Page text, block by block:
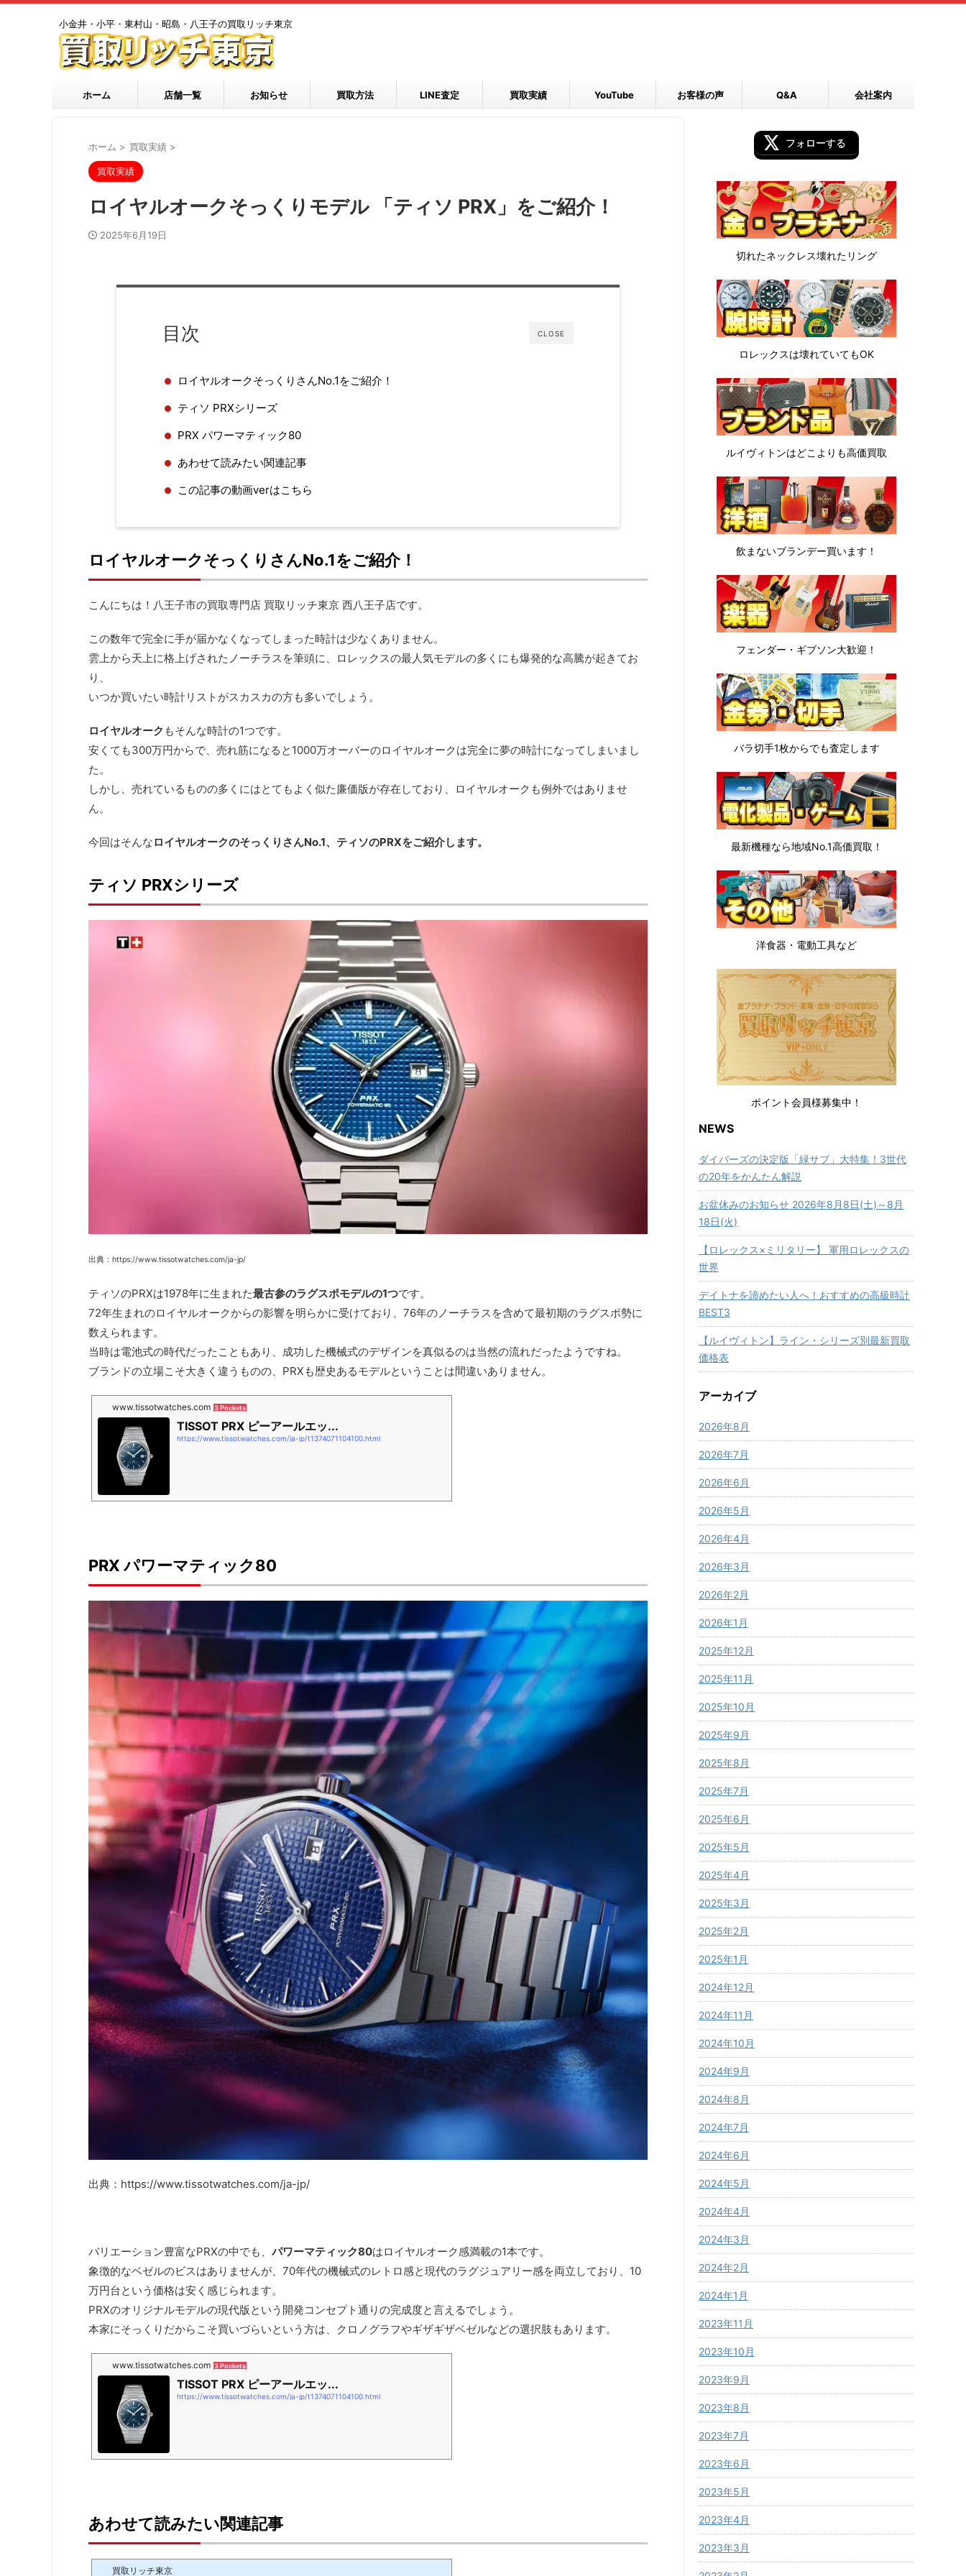
小金井・小平・東村山・昭島・八王子の買取リッチ東京
ホーム 店舗一覧 お知らせ 買取方法 LINE査定 買取実績 YouTube お客様の声 Q&A 会社案内
ホーム > 買取実績 >
買取実績
ロイヤルオークそっくりモデル 「ティソ PRX」をご紹介！
2025年6月19日
CLOSE
目次
ロイヤルオークそっくりさんNo.1をご紹介！
ティソ PRXシリーズ
PRX パワーマティック80
あわせて読みたい関連記事
この記事の動画verはこちら
ロイヤルオークそっくりさんNo.1をご紹介！
こんにちは！八王子市の買取専門店 買取リッチ東京 西八王子店です。
この数年で完全に手が届かなくなってしまった時計は少なくありません。
雲上から天上に格上げされたノーチラスを筆頭に、ロレックスの最人気モデルの多くにも爆発的な高騰が起きてお
り、
いつか買いたい時計リストがスカスカの方も多いでしょう。
ロイヤルオーク もそんな時計の1つです。
安くても300万円からで、売れ筋になると1000万オーバーのロイヤルオークは完全に夢の時計になってしまいまし
た。
しかし、売れているものの多くにはとてもよく似た廉価版が存在しており、ロイヤルオークも例外ではありませ
ん。
今回はそんなロイヤルオークのそっくりさんNo.1、ティソのPRXをご紹介します。
ティソ PRXシリーズ
出典：https://www.tissotwatches.com/ja-jp/
ティソのPRXは1978年に生まれた最古参のラグスポモデルの1つです。
72年生まれのロイヤルオークからの影響を明らかに受けており、76年のノーチラスを含めて最初期のラグスポ勢に
数えられます。
当時は電池式の時代だったこともあり、成功した機械式のデザインを真似るのは当然の流れだったようですね。
ブランドの立場こそ大きく違うものの、PRXも歴史あるモデルということは間違いありません。
www.tissotwatches.com 3 Pockets
TISSOT PRX ピーアールエッ...
https://www.tissotwatches.com/ja-jp/t1374071104100.html
PRX パワーマティック80
出典：https://www.tissotwatches.com/ja-jp/
バリエーション豊富なPRXの中でも、 パワーマティック80はロイヤルオーク感満載の1本です。
象徴的なベゼルのビスはありませんが、70年代の機械式のレトロ感と現代のラグジュアリー感を両立しており、10
万円台という価格は安く感じられます。
PRXのオリジナルモデルの現代版という開発コンセプト通りの完成度と言えるでしょう。
本家にそっくりだからこそ買いづらいという方は、クロノグラフやギザギザベゼルなどの選択肢もあります。
www.tissotwatches.com 3 Pockets
TISSOT PRX ピーアールエッ...
https://www.tissotwatches.com/ja-jp/t1374071104100.html
あわせて読みたい関連記事
買取リッチ東京
フォローする
切れたネックレス壊れたリング
ロレックスは壊れていてもOK
ルイヴィトンはどこよりも高価買取
飲まないブランデー買います！
フェンダー・ギブソン大歓迎！
バラ切手1枚からでも査定します
最新機種なら地域No.1高価買取！
洋食器・電動工具など
ポイント会員様募集中！
NEWS
ダイバーズの決定版「緑サブ」大特集！3世代
の20年をかんたん解説
お盆休みのお知らせ 2026年8月8日(土)～8月
18日(火)
【ロレックス×ミリタリー】 軍用ロレックスの
世界
デイトナを諦めたい人へ！おすすめの高級時計
BEST3
【ルイヴィトン】ライン・シリーズ別最新買取
価格表
アーカイブ
2026年8月
2026年7月
2026年6月
2026年5月
2026年4月
2026年3月
2026年2月
2026年1月
2025年12月
2025年11月
2025年10月
2025年9月
2025年8月
2025年7月
2025年6月
2025年5月
2025年4月
2025年3月
2025年2月
2025年1月
2024年12月
2024年11月
2024年10月
2024年9月
2024年8月
2024年7月
2024年6月
2024年5月
2024年4月
2024年3月
2024年2月
2024年1月
2023年11月
2023年10月
2023年9月
2023年8月
2023年7月
2023年6月
2023年5月
2023年4月
2023年3月